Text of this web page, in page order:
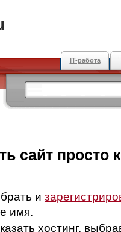
IT-работа
сайт просто
и
имя.
хостинг,